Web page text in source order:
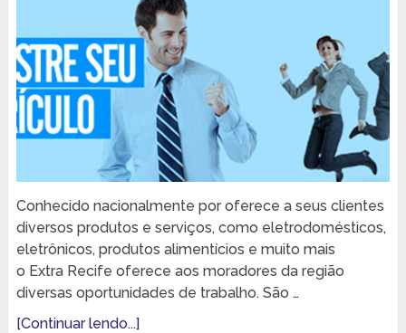
Conhecido nacionalmente por oferece a seus clientes
diversos produtos e serviços, como eletrodomésticos,
eletrônicos, produtos alimentícios e muito mais
o Extra Recife oferece aos moradores da região
diversas oportunidades de trabalho. São …
[Continuar lendo...]